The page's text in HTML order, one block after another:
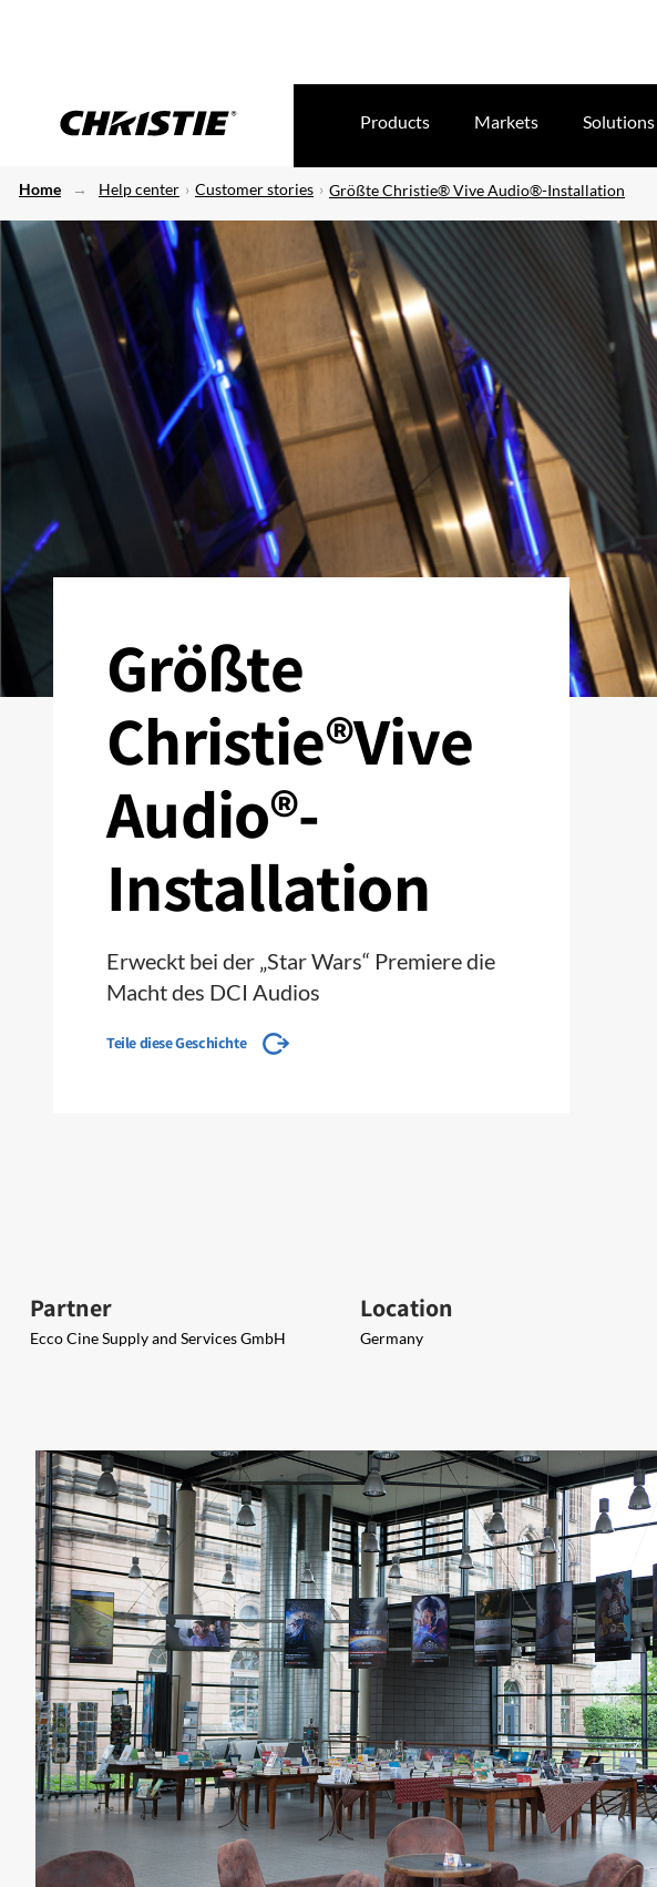
Products Markets Solutions
Home Help center Customer stories Größte Christie® Vive Audio®-Installation
Größte
Christie®Vive
Audio®-
Installation
Erweckt bei der „Star Wars“ Premiere die
Macht des DCI Audios
Teile diese Geschichte
Partner
Ecco Cine Supply and Services GmbH
Location
Germany